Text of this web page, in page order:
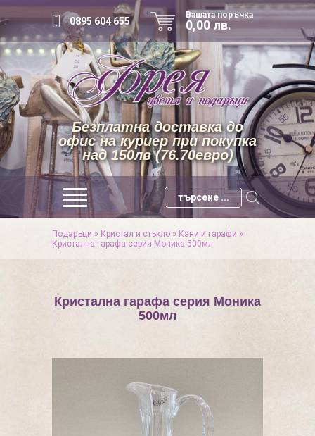
0895 604 655
Вашата поръчка
0,00 лв.
Безплатна доставка до
офис на куриер при покупка
над 150лв (76.70евро)
Подаръци » Кристал и стъкло » Кани и гарафи »
Кристална гарафа серия Моника 500мл
Кристална гарафа серия Моника
500мл